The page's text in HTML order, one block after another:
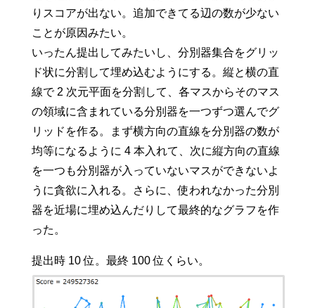
りスコアが出ない。追加できてる辺の数が少ない
ことが原因みたい。
いったん提出してみたいし、分別器集合をグリッ
ド状に分割して埋め込むようにする。縦と横の直
線で 2 次元平面を分割して、各マスからそのマス
の領域に含まれている分別器を一つずつ選んでグ
リッドを作る。まず横方向の直線を分別器の数が
均等になるように 4 本入れて、次に縦方向の直線
を一つも分別器が入っていないマスができないよ
うに貪欲に入れる。さらに、使われなかった分別
器を近場に埋め込んだりして最終的なグラフを作
った。
提出時 10 位。最終 100 位くらい。